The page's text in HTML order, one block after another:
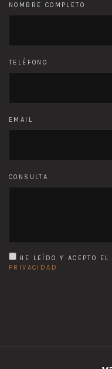
NOMBRE COMPLETO
TELÉFONO
EMAIL
CONSULTA
HE LEÍDO Y ACEPTO EL
PRIVACIDAD